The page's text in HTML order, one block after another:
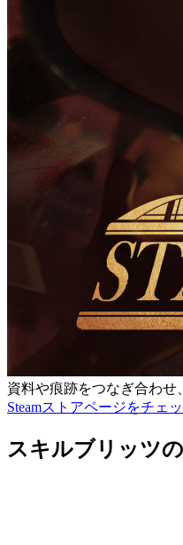
資料や痕跡をつなぎ合わせ
Steamストアページをチェ
スキルブリッツ